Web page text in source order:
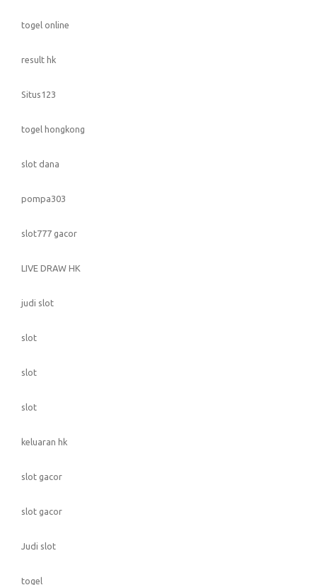
togel online
result hk
Situs123
togel hongkong
slot dana
pompa303
slot777 gacor
LIVE DRAW HK
judi slot
slot
slot
slot
keluaran hk
slot gacor
slot gacor
Judi slot
togel